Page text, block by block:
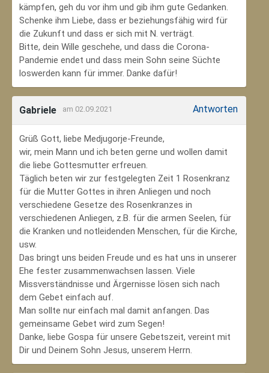
kämpfen, geh du vor ihm und gib ihm gute Gedanken.
Schenke ihm Liebe, dass er beziehungsfähig wird für
die Zukunft und dass er sich mit N. verträgt.
Bitte, dein Wille geschehe, und dass die Corona-
Pandemie endet und dass mein Sohn seine Süchte
loswerden kann für immer. Danke dafür!
Gabriele am 02.09.2021 Antworten
Grüß Gott, liebe Medjugorje-Freunde,
wir, mein Mann und ich beten gerne und wollen damit
die liebe Gottesmutter erfreuen.
Täglich beten wir zur festgelegten Zeit 1 Rosenkranz
für die Mutter Gottes in ihren Anliegen und noch
verschiedene Gesetze des Rosenkranzes in
verschiedenen Anliegen, z.B. für die armen Seelen, für
die Kranken und notleidenden Menschen, für die Kirche,
usw.
Das bringt uns beiden Freude und es hat uns in unserer
Ehe fester zusammenwachsen lassen. Viele
Missverständnisse und Ärgernisse lösen sich nach
dem Gebet einfach auf.
Man sollte nur einfach mal damit anfangen. Das
gemeinsame Gebet wird zum Segen!
Danke, liebe Gospa für unsere Gebetszeit, vereint mit
Dir und Deinem Sohn Jesus, unserem Herrn.